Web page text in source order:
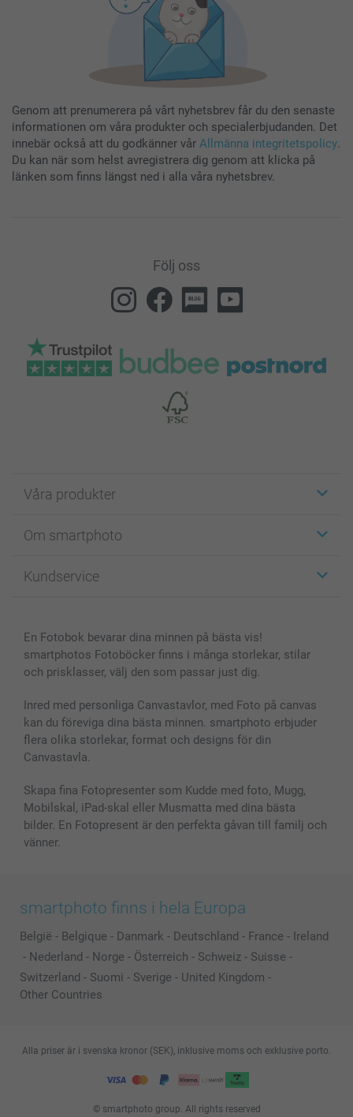
Genom att prenumerera på vårt nyhetsbrev får du den senaste
informationen om våra produkter och specialerbjudanden. Det
innebär också att du godkänner vår Allmänna integritetspolicy.
Du kan när som helst avregistrera dig genom att klicka på
länken som finns längst ned i alla våra nyhetsbrev.
Följ oss
Våra produkter
Fotokort
Fotoböcker
Skal till Mobil & Surfplatta
MyNameBook
Fotoramar & Tillbehör
Presentkort
Alla fotoprodukter
Om smartphoto
För affiliates
Sitemap
Villkor och garantier
Kundservice
smartbonus
Priser & betalning
En Fotobok bevarar dina minnen på bästa vis!
smartphotos Fotoböcker finns i många storlekar, stilar
och prisklasser, välj den som passar just dig.
Inred med personliga Canvastavlor, med Foto på canvas
kan du föreviga dina bästa minnen. smartphoto erbjuder
flera olika storlekar, format och designs för din
Canvastavla.
Skapa fina Fotopresenter som Kudde med foto, Mugg,
Mobilskal, iPad-skal eller Musmatta med dina bästa
bilder. En Fotopresent är den perfekta gåvan till familj och
vänner.
smartphoto finns i hela Europa
België - Belgique - Danmark - Deutschland - France - Ireland
- Nederland - Norge - Österreich - Schweiz - Suisse -
Switzerland - Suomi - Sverige - United Kingdom -
Other Countries
© smartphoto group. All rights reserved
Alla priser är i svenska kronor (SEK), inklusive moms och exklusive porto.